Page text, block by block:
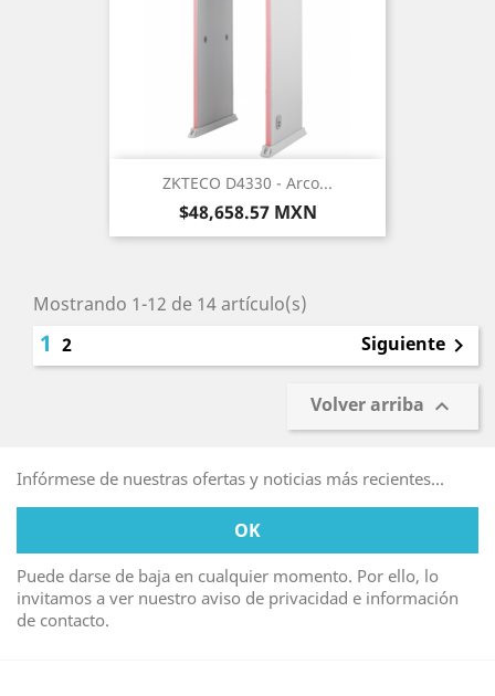
ZKTECO D4330 - Arco...
Precio
$48,658.57 MXN
Mostrando 1-12 de 14 artículo(s)
1 2 Siguiente 
Volver arriba 
Infórmese de nuestras ofertas y noticias más recientes...
Puede darse de baja en cualquier momento. Por ello, lo
invitamos a ver nuestro aviso de privacidad e información
de contacto.